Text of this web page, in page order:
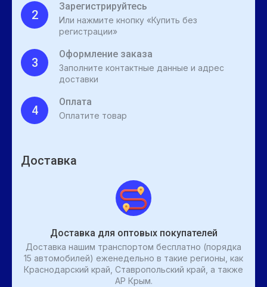
2
Зарегистрируйтесь
Или нажмите кнопку «Купить без
регистрации»
3
Оформление заказа
Заполните контактные данные и адрес
доставки
4
Оплата
Оплатите товар
Доставка
Доставка для оптовых покупателей
Доставка нашим транспортом бесплатно (порядка
15 автомобилей) еженедельно в такие регионы, как
Краснодарский край, Ставропольский край, а также
АР Крым.